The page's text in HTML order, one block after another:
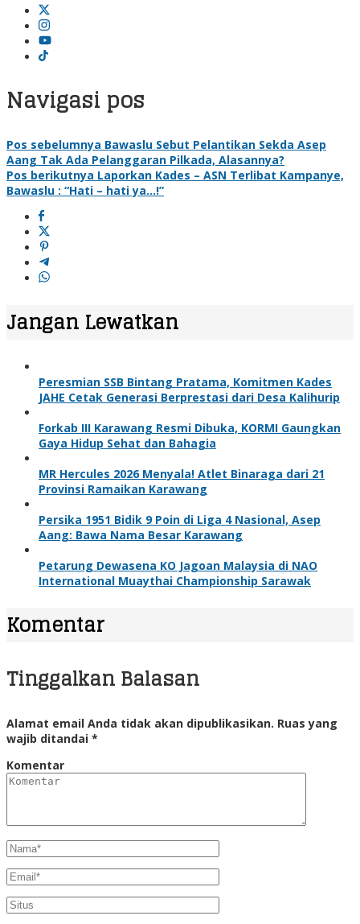
Navigasi pos
Pos sebelumnya Bawaslu Sebut Pelantikan Sekda Asep
Aang Tak Ada Pelanggaran Pilkada, Alasannya?
Pos berikutnya Laporkan Kades – ASN Terlibat Kampanye,
Bawaslu : “Hati – hati ya…!”
Jangan Lewatkan
Peresmian SSB Bintang Pratama, Komitmen Kades
JAHE Cetak Generasi Berprestasi dari Desa Kalihurip
Forkab III Karawang Resmi Dibuka, KORMI Gaungkan
Gaya Hidup Sehat dan Bahagia
MR Hercules 2026 Menyala! Atlet Binaraga dari 21
Provinsi Ramaikan Karawang
Persika 1951 Bidik 9 Poin di Liga 4 Nasional, Asep
Aang: Bawa Nama Besar Karawang
Petarung Dewasena KO Jagoan Malaysia di NAO
International Muaythai Championship Sarawak
Komentar
Tinggalkan Balasan
Alamat email Anda tidak akan dipublikasikan. Ruas yang
wajib ditandai *
Komentar